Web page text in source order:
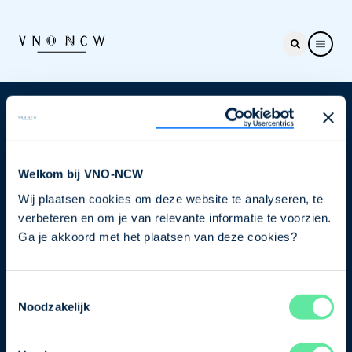
Welkom bij VNO-NCW
Wij plaatsen cookies om deze website te analyseren, te
verbeteren en om je van relevante informatie te voorzien.
Ga je akkoord met het plaatsen van deze cookies?
Noodzakelijk
Nieuwsbrief
je nu in voor de VNO-NCW nieuwsbrief.
Schrijf je in
Direct naar
Ons verhaal